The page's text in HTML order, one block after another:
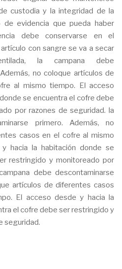
custodia y la integridad de la
de evidencia que pueda haber
debe conservarse en el
con sangre se va a secar
la campana debe
no coloque artículos de
al mismo tiempo. El acceso
se encuentra el cofre debe
por razones de seguridad. la
primero. Además, no
casos en el cofre al mismo
hacia la habitación donde se
restringido y monitoreado por
debe descontaminarse
artículos de diferentes casos
El acceso desde y hacia la
el cofre debe ser restringido y
seguridad.